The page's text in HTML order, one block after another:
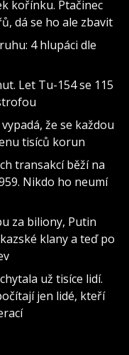
kořínku. Ptačinec
dá se ho ale zbavit
4 hlupáci dle
Let Tu-154 se 115
že se každou
tisíců korun
transakcí běží na
Nikdo ho neumí
za biliony, Putin
klany a teď po
už tisíce lidí.
jen lidé, kteří